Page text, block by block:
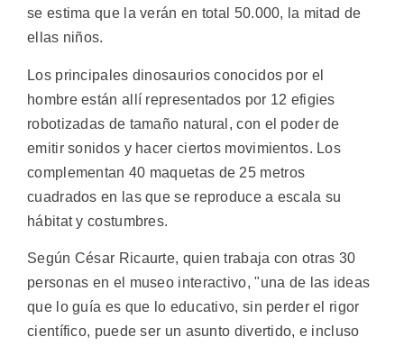
se estima que la verán en total 50.000, la mitad de
ellas niños.
Los principales dinosaurios conocidos por el
hombre están allí representados por 12 efigies
robotizadas de tamaño natural, con el poder de
emitir sonidos y hacer ciertos movimientos. Los
complementan 40 maquetas de 25 metros
cuadrados en las que se reproduce a escala su
hábitat y costumbres.
Según César Ricaurte, quien trabaja con otras 30
personas en el museo interactivo, "una de las ideas
que lo guía es que lo educativo, sin perder el rigor
científico, puede ser un asunto divertido, e incluso